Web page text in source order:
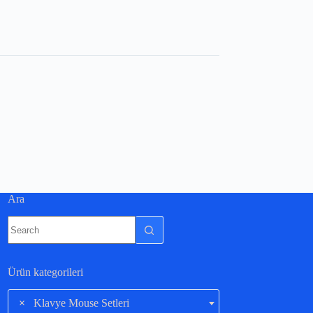
Ara
Ürün kategorileri
× Klavye Mouse Setleri